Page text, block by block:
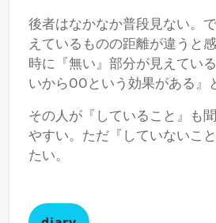
後者はなかなか普段見ない。
えているものの距離が違うと
時に『無い』部分が見えてい
いからOOという効果がある』
その人が『していること』も
やすい。ただ『していないこ
たい。